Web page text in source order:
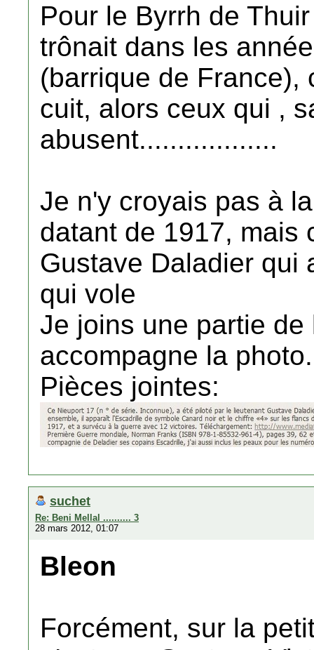
Pour le Byrrh de
trônait dans les
(barrique de France),
cuit, alors ceux qui ,
abusent..................
Je n'y croyais pas à
datant de 1917, mais
Gustave Daladier qui
qui vole
Je joins une partie
accompagne la photo.
Pièces jointes:
suchet
Re: Beni Mellal .......... 3
28 mars 2012, 01:07
Bleon
Forcément, sur la